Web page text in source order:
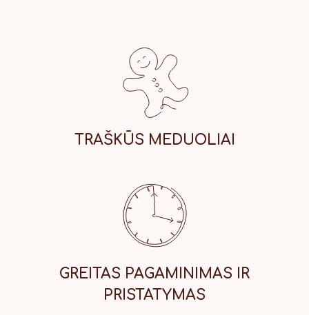
TRAŠKŪS MEDUOLIAI
GREITAS PAGAMINIMAS IR
PRISTATYMAS